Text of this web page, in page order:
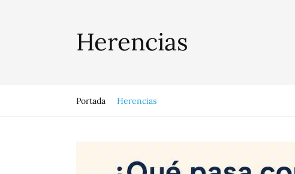
Herencias
Portada Herencias